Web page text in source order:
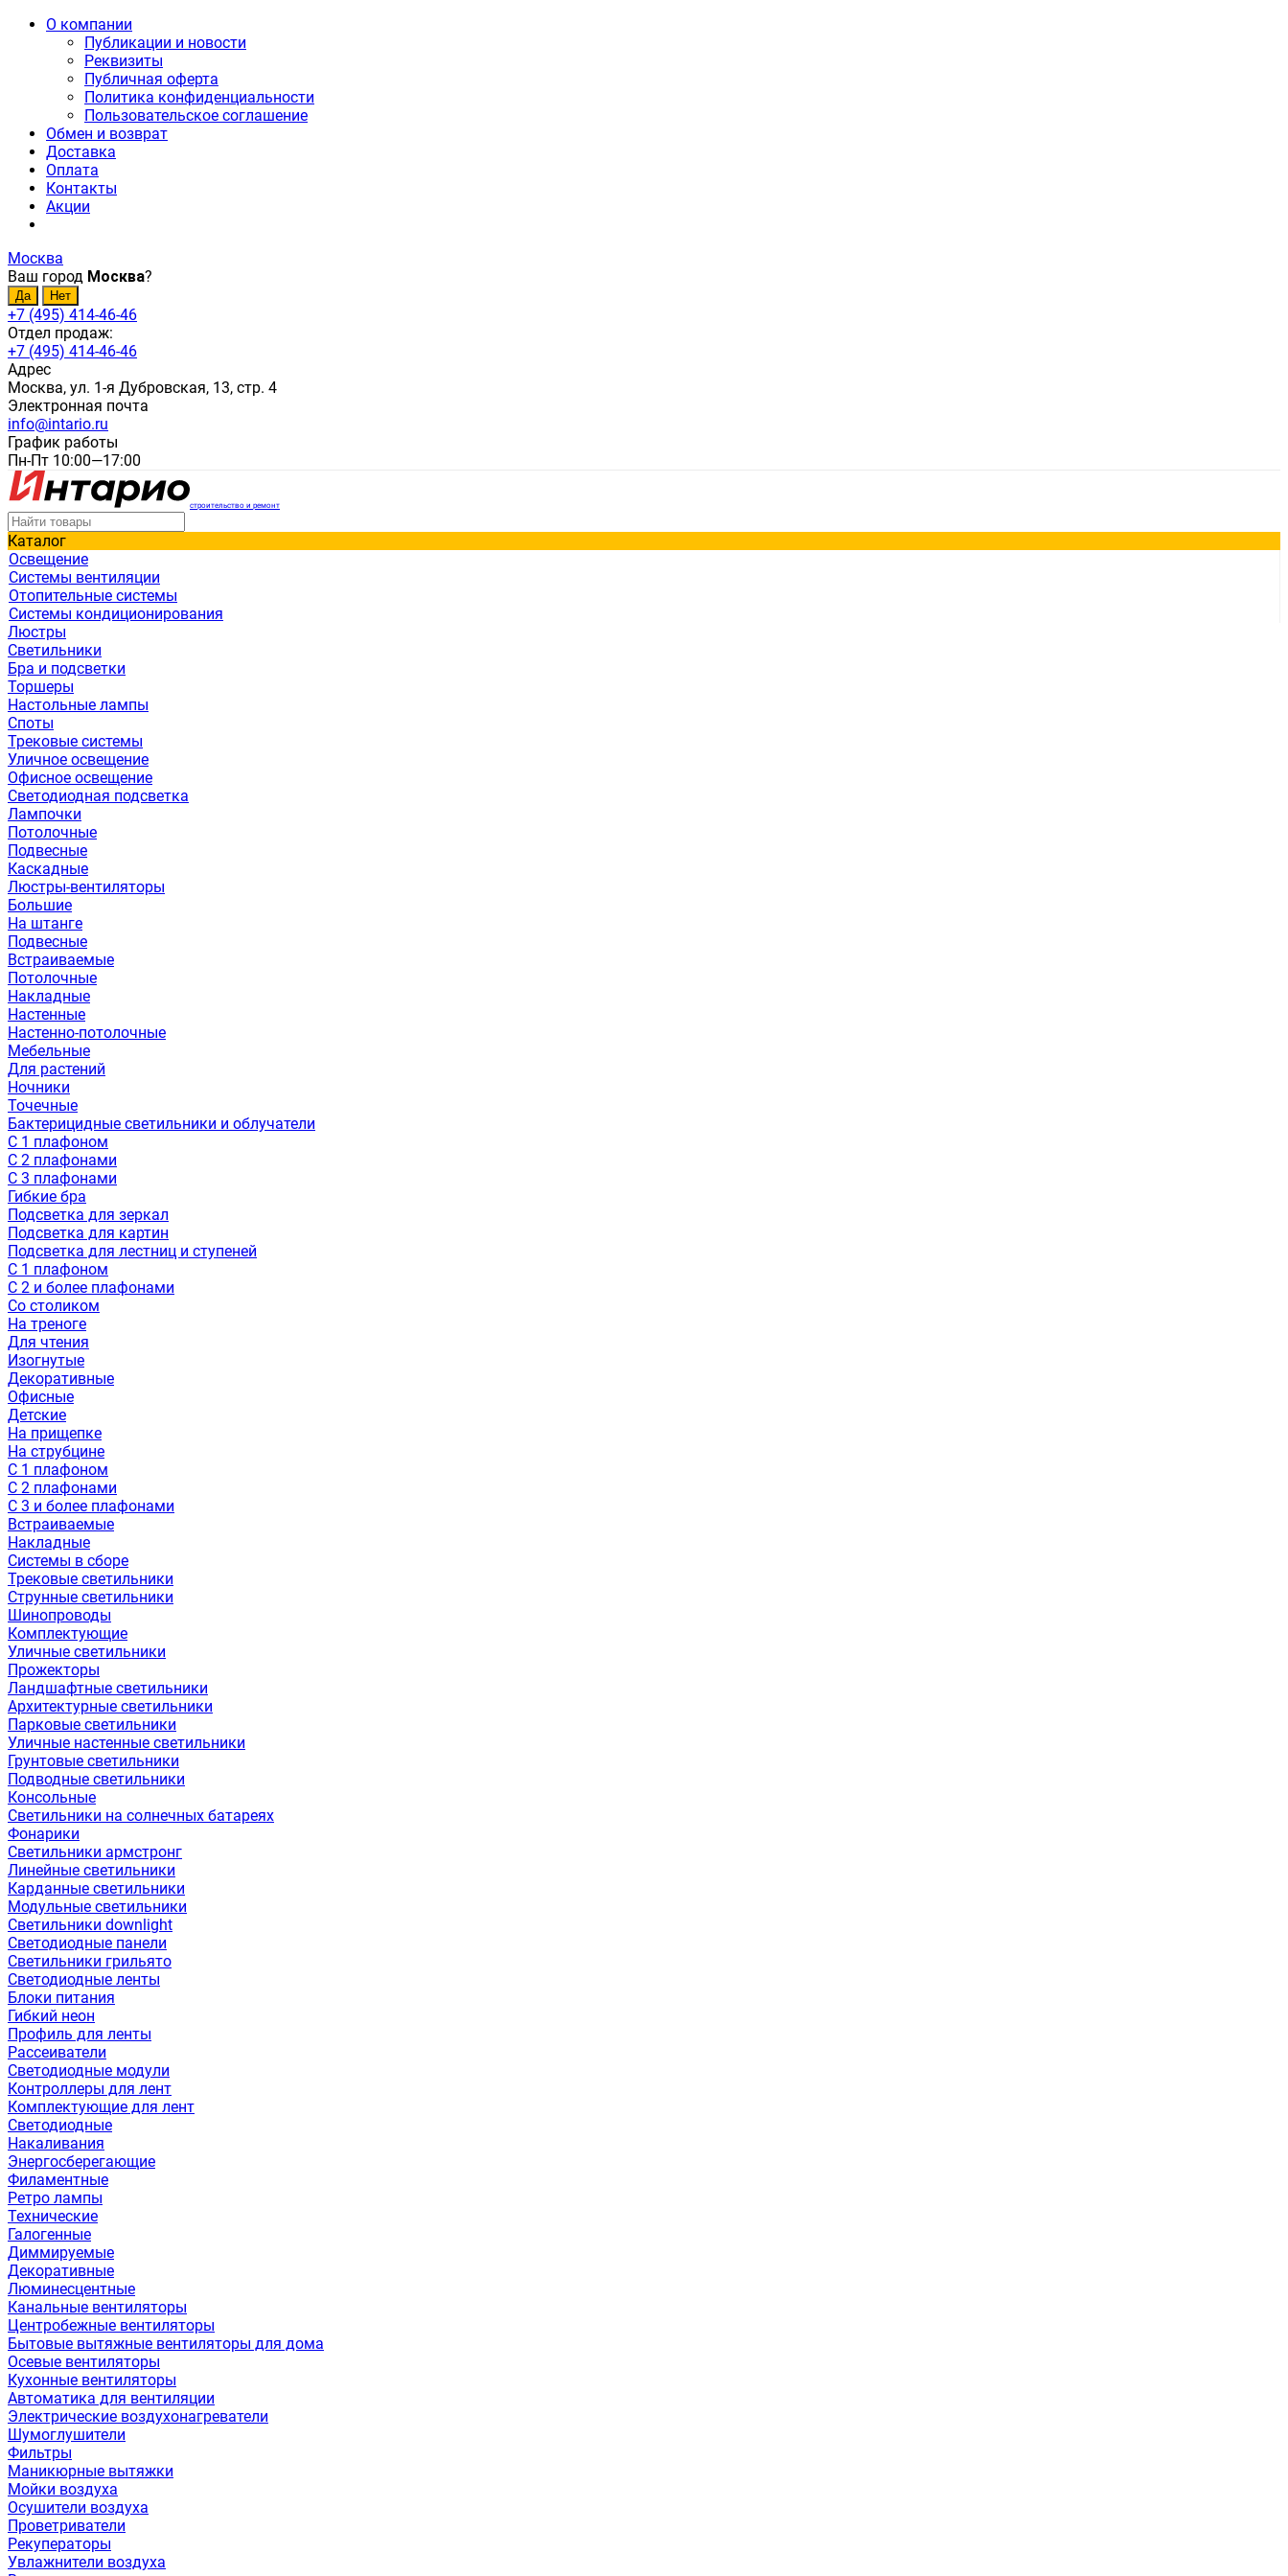
О компании
Публикации и новости
Реквизиты
Публичная оферта
Политика конфиденциальности
Пользовательское соглашение
Обмен и возврат
Доставка
Оплата
Контакты
Акции
Москва
Ваш город Москва?
+7 (495) 414-46-46
Отдел продаж:
+7 (495) 414-46-46
Адрес
Москва, ул. 1-я Дубровская, 13, стр. 4
Электронная почта
info@intario.ru
График работы
Пн-Пт 10:00—17:00
строительство и ремонт
Каталог
Освещение
Системы вентиляции
Отопительные системы
Системы кондиционирования
Люстры
Светильники
Бра и подсветки
Торшеры
Настольные лампы
Споты
Трековые системы
Уличное освещение
Офисное освещение
Светодиодная подсветка
Лампочки
Потолочные
Подвесные
Каскадные
Люстры-вентиляторы
Большие
На штанге
Подвесные
Встраиваемые
Потолочные
Накладные
Настенные
Настенно-потолочные
Мебельные
Для растений
Ночники
Точечные
Бактерицидные светильники и облучатели
С 1 плафоном
С 2 плафонами
С 3 плафонами
Гибкие бра
Подсветка для зеркал
Подсветка для картин
Подсветка для лестниц и ступеней
С 1 плафоном
С 2 и более плафонами
Со столиком
На треноге
Для чтения
Изогнутые
Декоративные
Офисные
Детские
На прищепке
На струбцине
С 1 плафоном
С 2 плафонами
С 3 и более плафонами
Встраиваемые
Накладные
Системы в сборе
Трековые светильники
Струнные светильники
Шинопроводы
Комплектующие
Уличные светильники
Прожекторы
Ландшафтные светильники
Архитектурные светильники
Парковые светильники
Уличные настенные светильники
Грунтовые светильники
Подводные светильники
Консольные
Светильники на солнечных батареях
Фонарики
Светильники армстронг
Линейные светильники
Карданные светильники
Модульные светильники
Светильники downlight
Светодиодные панели
Светильники грильято
Светодиодные ленты
Блоки питания
Гибкий неон
Профиль для ленты
Рассеиватели
Светодиодные модули
Контроллеры для лент
Комплектующие для лент
Светодиодные
Накаливания
Энергосберегающие
Филаментные
Ретро лампы
Технические
Галогенные
Диммируемые
Декоративные
Люминесцентные
Канальные вентиляторы
Центробежные вентиляторы
Бытовые вытяжные вентиляторы для дома
Осевые вентиляторы
Кухонные вентиляторы
Автоматика для вентиляции
Электрические воздухонагреватели
Шумоглушители
Фильтры
Маникюрные вытяжки
Мойки воздуха
Осушители воздуха
Проветриватели
Рекуператоры
Увлажнители воздуха